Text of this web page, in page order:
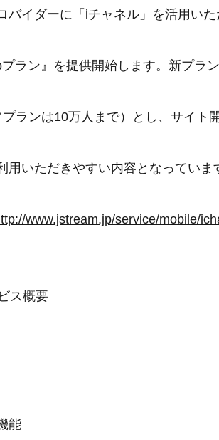
バイダーに「iチャネル」を活用い
ラン』を提供開始します。新プラ
ランは10万人まで）とし、サイト
いただきやすい内容となっていま
www.jstream.jp/service/mobile/
ス概要
能